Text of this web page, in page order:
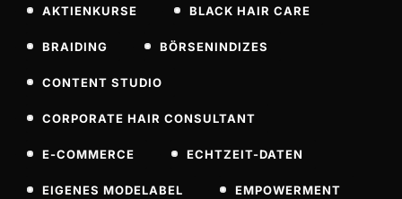
AKTIENKURSE BLACK HAIR CARE
BRAIDING BÖRSENINDIZES
CONTENT STUDIO
CORPORATE HAIR CONSULTANT
E-COMMERCE ECHTZEIT-DATEN
EIGENES MODELABEL EMPOWERMENT